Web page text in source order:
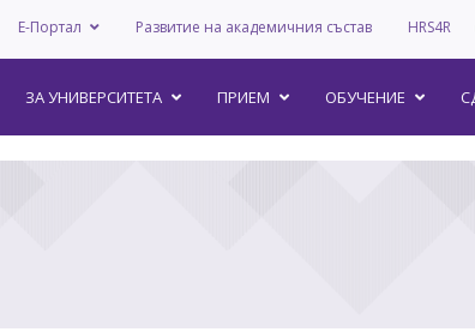
Е-Портал Развитие на академичния състав HRS4R
ЗА УНИВEРСИТЕТА ПРИЕМ ОБУЧЕНИЕ